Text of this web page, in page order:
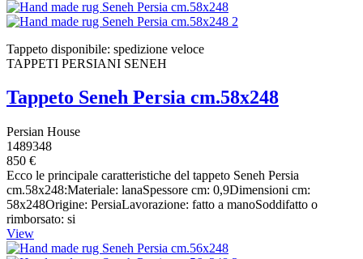
Tappeto disponibile: spedizione veloce
TAPPETI PERSIANI SENEH
Tappeto Seneh Persia cm.58x248
Persian House
1489348
850 €
Ecco le principale caratteristiche del tappeto Seneh Persia
cm.58x248:Materiale: lanaSpessore cm: 0,9Dimensioni cm:
58x248Origine: PersiaLavorazione: fatto a manoSoddifatto o
rimborsato: si
View